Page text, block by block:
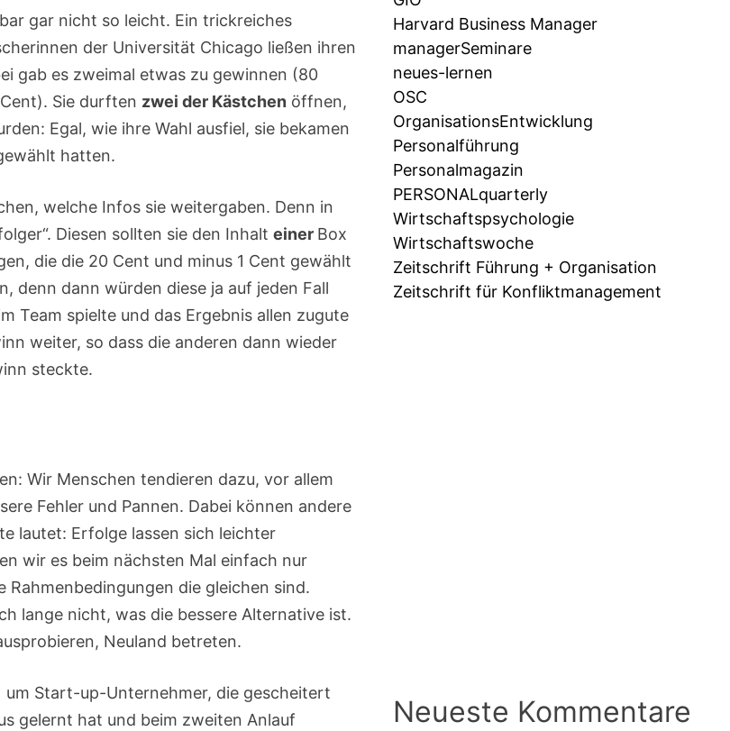
gar nicht so leicht. Ein trickreiches
der Universität Chicago ließen ihren
gab es zweimal etwas zu gewinnen (80
Sie durften zwei der Kästchen öffnen,
Egal, wie ihre Wahl ausfiel, sie bekamen
hatten.
welche Infos sie weitergaben. Denn in
Diesen sollten sie den Inhalteiner Box
die die 20 Cent und minus 1 Cent gewählt
denn dann würden diese ja auf jeden Fall
Team spielte und das Ergebnis allen zugute
weiter, so dass die anderen dann wieder
steckte.
Wir Menschen tendieren dazu, vor allem
Fehler und Pannen. Dabei können andere
lautet: Erfolge lassen sich leichter
wir es beim nächsten Mal einfach nur
Rahmenbedingungen die gleichen sind.
lange nicht, was die bessere Alternative ist.
Neuland betreten.
um Start-up-Unternehmer, die gescheitert
gelernt hat und beim zweiten Anlauf
Harvard Business Manager
managerSeminare
neues-lernen
OSC
OrganisationsEntwicklung
Personalführung
Personalmagazin
PERSONALquarterly
Wirtschaftspsychologie
Wirtschaftswoche
Zeitschrift Führung + Organisation
Zeitschrift für Konfliktmanagement
Neueste Kommentare